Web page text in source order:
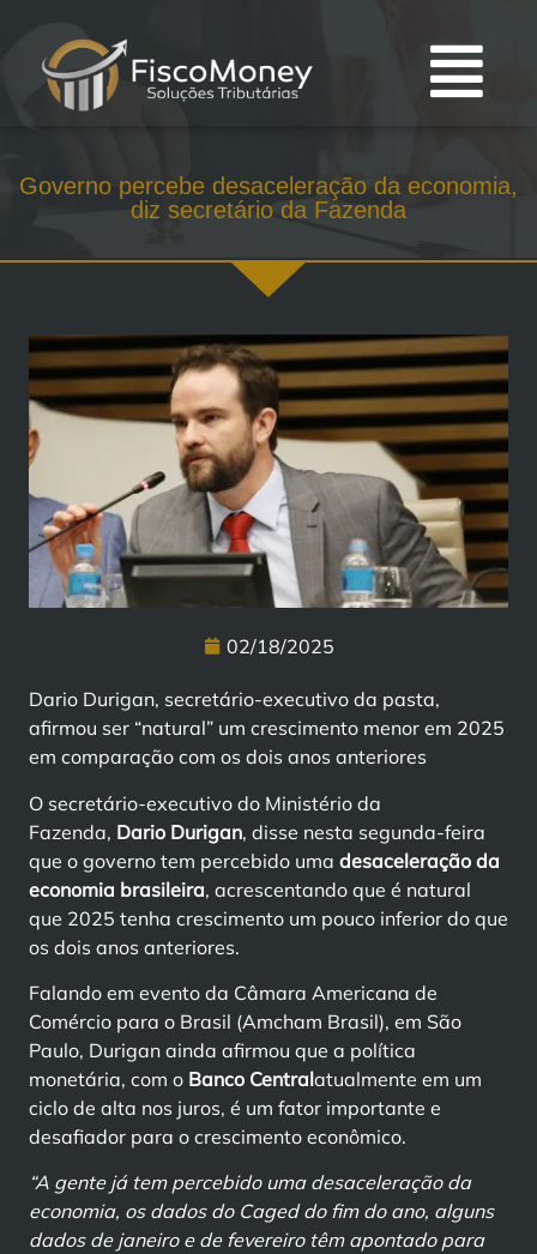
Governo percebe desaceleração da economia,
diz secretário da Fazenda
02/18/2025
Dario Durigan, secretário-executivo da pasta,
afirmou ser “natural” um crescimento menor em 2025
em comparação com os dois anos anteriores
O secretário-executivo do Ministério da
Fazenda, Dario Durigan, disse nesta segunda-feira
que o governo tem percebido uma desaceleração da
economia brasileira, acrescentando que é natural
que 2025 tenha crescimento um pouco inferior do que
os dois anos anteriores.
Falando em evento da Câmara Americana de
Comércio para o Brasil (Amcham Brasil), em São
Paulo, Durigan ainda afirmou que a política
monetária, com o Banco Centralatualmente em um
ciclo de alta nos juros, é um fator importante e
desafiador para o crescimento econômico.
“A gente já tem percebido uma desaceleração da
economia, os dados do Caged do fim do ano, alguns
dados de janeiro e de fevereiro têm apontado para